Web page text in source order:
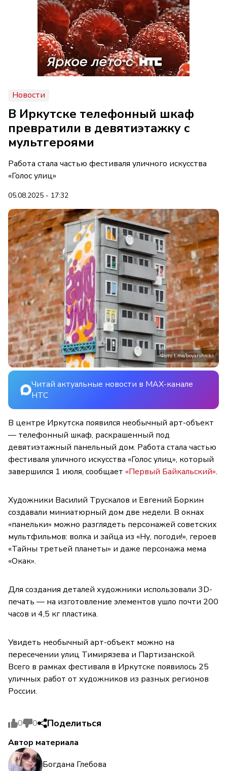
Новости
В Иркутске телефонный шкаф
превратили в девятиэтажку с
мультгероями
Работа стала частью фестиваля уличного искусства
«Голос улиц»
05.08.2025 - 17:32
Фото t.me/boyarshniks
Читай актуальные новости в MAX-канале
НТС
В центре Иркутска появился необычный арт-объект
— телефонный шкаф, раскрашенный под
девятиэтажный панельный дом. Работа стала частью
фестиваля уличного искусства «Голос улиц», который
завершился 1 июля, сообщает «Первый Байкальский».
Художники Василий Трускалов и Евгений Боркин
создавали миниатюрный дом две недели. В окнах
«панельки» можно разглядеть персонажей советских
мультфильмов: волка и зайца из «Ну, погоди!», героев
«Тайны третьей планеты» и даже персонажа мема
«Окак».
Для создания деталей художники использовали 3D-
печать — на изготовление элементов ушло почти 200
часов и 4,5 кг пластика.
Увидеть необычный арт-объект можно на
пересечении улиц Тимирязева и Партизанской.
Всего в рамках фестиваля в Иркутске появилось 25
уличных работ от художников из разных регионов
России.
0 0 Поделиться
Автор материала
Богдана Глебова